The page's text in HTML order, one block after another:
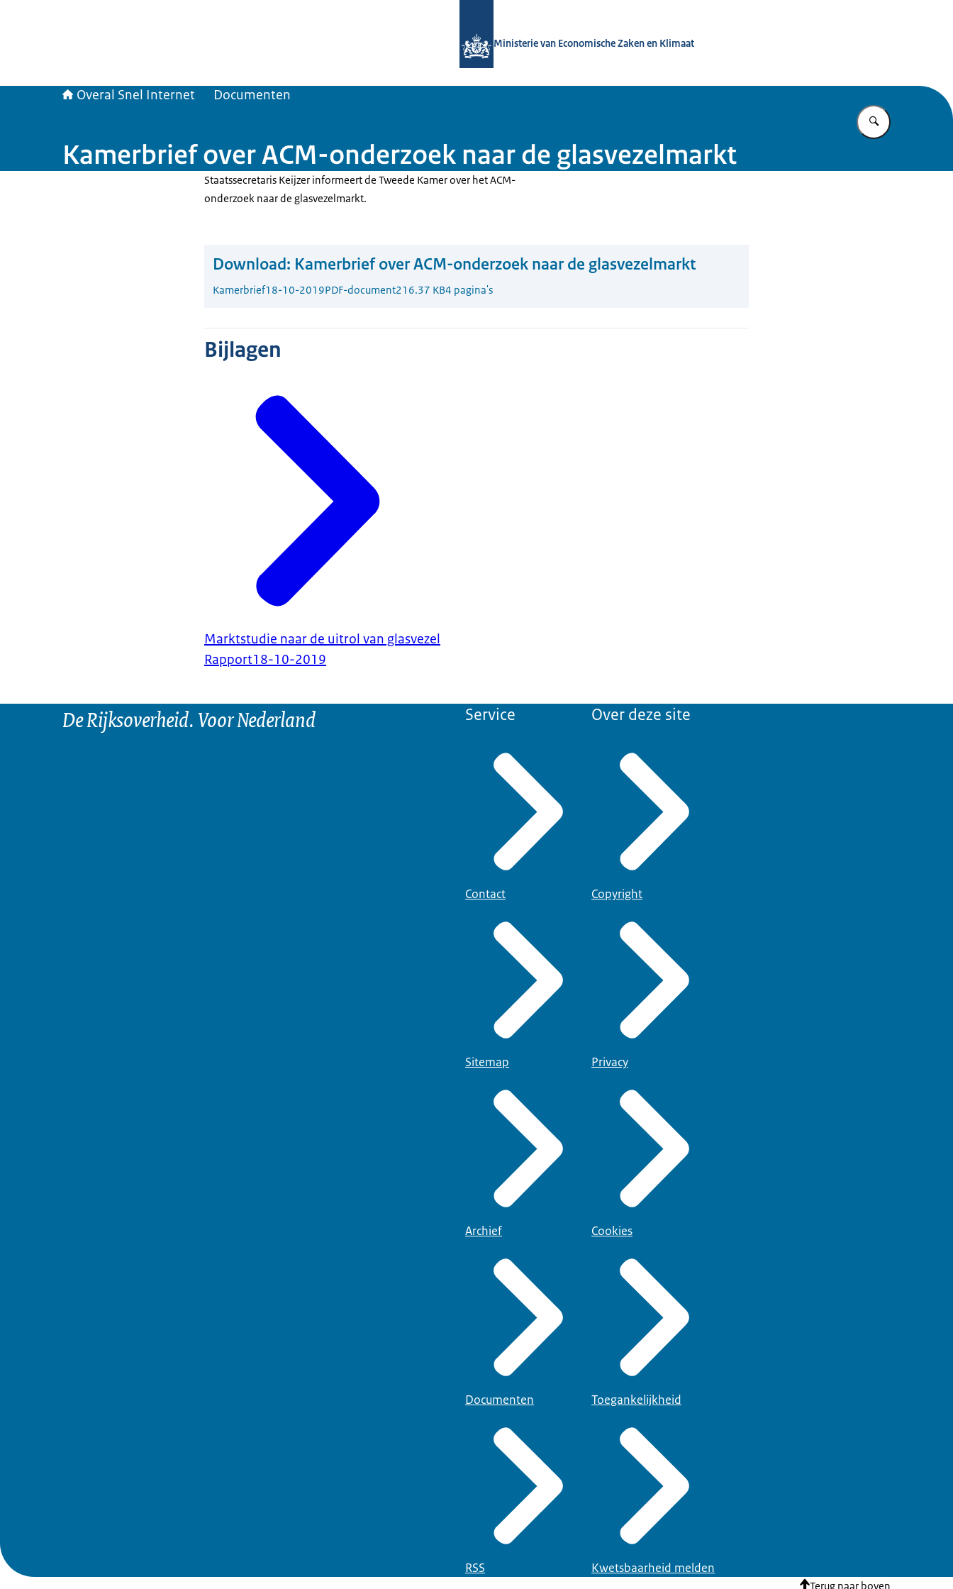
Ministerie van Economische Zaken en Klimaat
Overal Snel Internet Documenten
Vul in wat u
Kamerbrief over ACM-onderzoek naar de glasvezelmarkt
Staatssecretaris Keijzer informeert de Tweede Kamer over het ACM-
onderzoek naar de glasvezelmarkt.
Download: Kamerbrief over ACM-onderzoek naar de glasvezelmarkt
Kamerbrief18-10-2019PDF-document216.37 KB4 pagina's
Bijlagen
Marktstudie naar de uitrol van glasvezel
Rapport18-10-2019
De Rijksoverheid. Voor Nederland Service
Contact
Sitemap
Archief
Documenten
RSS
Over deze site
Copyright
Privacy
Cookies
Toegankelijkheid
Kwetsbaarheid melden
Terug naar boven